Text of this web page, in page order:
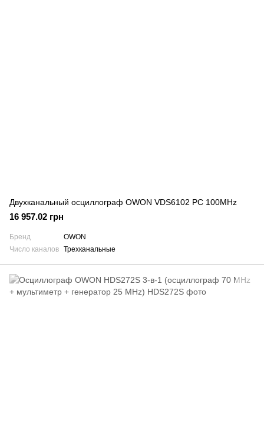
Двухканальный осциллограф OWON VDS6102 PC 100MHz
16 957.02 грн
Бренд
OWON
Число каналов Трехканальные